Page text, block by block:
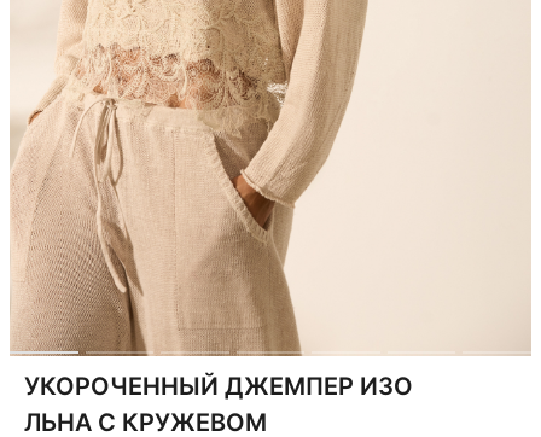
УКОРОЧЕННЫЙ ДЖЕМПЕР ИЗО
ЛЬНА С КРУЖЕВОМ